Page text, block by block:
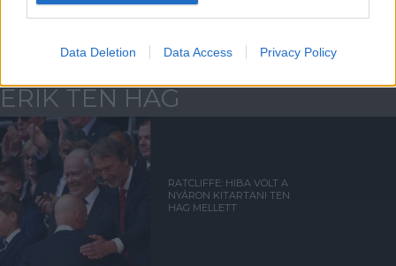
Data Deletion Data Access Privacy Policy
Kapcsolódó hírek
ERIK TEN HAG
RATCLIFFE: HIBA VOLT A
NYÁRON KITARTANI TEN
HAG MELLETT